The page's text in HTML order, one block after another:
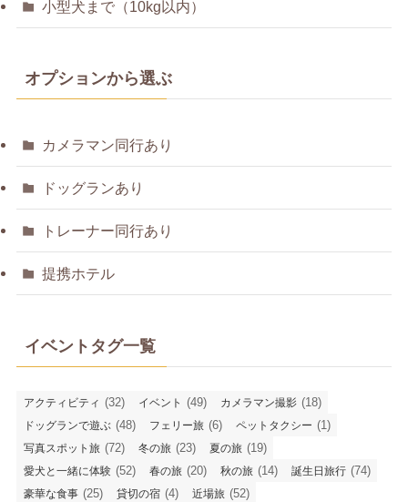
小型犬まで（10kg以内）
オプションから選ぶ
カメラマン同行あり
ドッグランあり
トレーナー同行あり
提携ホテル
イベントタグ一覧
アクティビティ (32) イベント (49) カメラマン撮影 (18)
ドッグランで遊ぶ (48) フェリー旅 (6) ペットタクシー (1)
写真スポット旅 (72) 冬の旅 (23) 夏の旅 (19)
愛犬と一緒に体験 (52) 春の旅 (20) 秋の旅 (14) 誕生日旅行 (74)
豪華な食事 (25) 貸切の宿 (4) 近場旅 (52)